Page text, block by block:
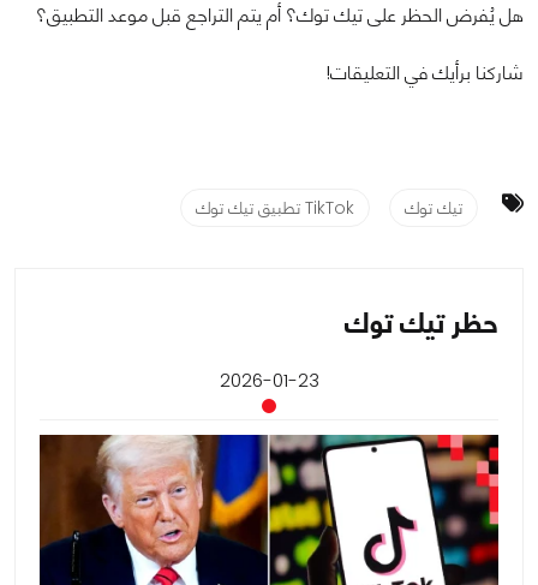
هل يُفرض الحظر على تيك توك؟ أم يتم التراجع قبل موعد التطبيق؟
شاركنا برأيك في التعليقات!
تيك توك TikTok تطبيق تيك توك
حظر تيك توك
2026-01-23